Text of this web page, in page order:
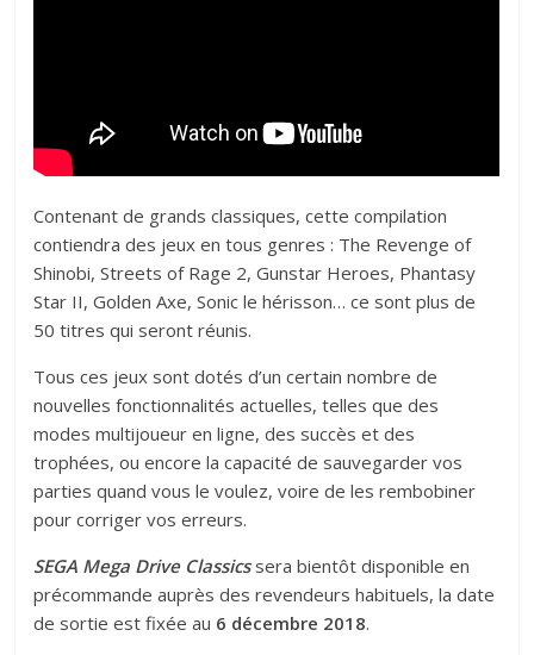
Contenant de grands classiques, cette compilation
contiendra des jeux en tous genres : The Revenge of
Shinobi, Streets of Rage 2, Gunstar Heroes, Phantasy
Star II, Golden Axe, Sonic le hérisson… ce sont plus de
50 titres qui seront réunis.
Tous ces jeux sont dotés d’un certain nombre de
nouvelles fonctionnalités actuelles, telles que des
modes multijoueur en ligne, des succès et des
trophées, ou encore la capacité de sauvegarder vos
parties quand vous le voulez, voire de les rembobiner
pour corriger vos erreurs.
SEGA Mega Drive Classicssera bientôt disponible en
précommande auprès des revendeurs habituels, la date
de sortie est fixée au 6 décembre 2018.